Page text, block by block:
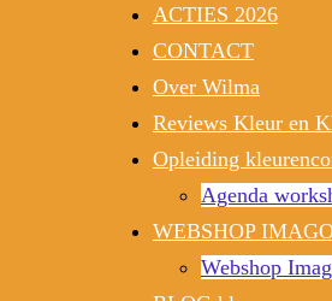
ACTIES 2026
CONTACT
Over Wilma
Reviews Kleur en
Opleiding
Agenda
WEBSHOP
Webshop